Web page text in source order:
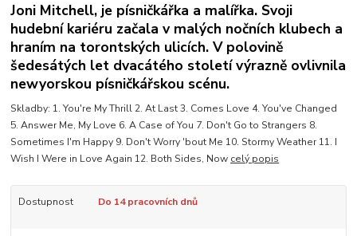
Joni Mitchell, je písničkářka a malířka. Svoji
hudební kariéru začala v malých nočních klubech a
hraním na torontských ulicích. V polovině
šedesátých let dvacátého století výrazně ovlivnila
newyorskou písničkářskou scénu.
Skladby: 1. You're My Thrill 2. At Last 3. Comes Love 4. You've Changed
5. Answer Me, My Love 6. A Case of You 7. Don't Go to Strangers 8.
Sometimes I'm Happy 9. Don't Worry 'bout Me 10. Stormy Weather 11. I
Wish I Were in Love Again 12. Both Sides, Now celý popis
Dostupnost Do 14 pracovních dnů